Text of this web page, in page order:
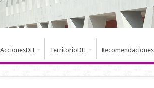
AccionesDH TerritorioDH Recomendaciones